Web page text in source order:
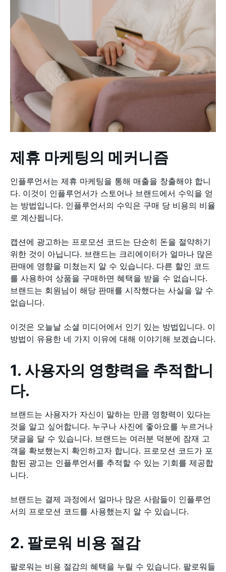
제휴 마케팅의 메커니즘
인플루언서는 제휴 마케팅을 통해 매출을 창출해야 합니
다. 이것이 인플루언서가 스토어나 브랜드에서 수익을 얻
는 방법입니다. 인플루언서의 수익은 구매 당 비용의 비율
로 계산됩니다.
캡션에 광고하는 프로모션 코드는 단순히 돈을 절약하기
위한 것이 아닙니다. 브랜드는 크리에이터가 얼마나 많은
판매에 영향을 미쳤는지 알 수 있습니다. 다른 할인 코드
를 사용하여 상품을 구매하면 혜택을 받을 수 없습니다.
브랜드는 회원님이 해당 판매를 시작했다는 사실을 알 수
없습니다.
이것은 오늘날 소셜 미디어에서 인기 있는 방법입니다. 이
방법이 유용한 네 가지 이유에 대해 이야기해 보겠습니다.
1. 사용자의 영향력을 추적합니
다.
브랜드는 사용자가 자신이 말하는 만큼 영향력이 있다는
것을 알고 싶어합니다. 누구나 사진에 좋아요를 누르거나
댓글을 달 수 있습니다. 브랜드는 여러분 덕분에 잠재 고
객을 확보했는지 확인하고자 합니다. 프로모션 코드가 포
함된 광고는 인플루언서를 추적할 수 있는 기회를 제공합
니다.
브랜드는 결제 과정에서 얼마나 많은 사람들이 인플루언
서의 프로모션 코드를 사용했는지 알 수 있습니다.
2. 팔로워 비용 절감
팔로워는 비용 절감의 혜택을 누릴 수 있습니다. 팔로워들